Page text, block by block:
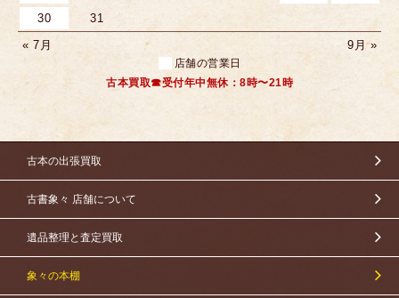
30
31
« 7月
9月 »
店舗の営業日
古本買取☎受付年中無休：8時〜21時
古本の出張買取
古書象々 店舗について
遺品整理と査定買取
象々の本棚